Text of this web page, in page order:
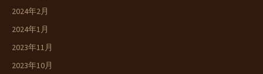
2024年2月
2024年1月
2023年11月
2023年10月